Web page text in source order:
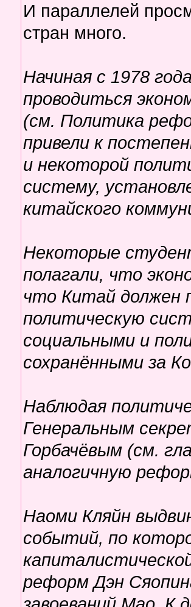
И параллелей
стран много.
Начиная с 1978
проводиться
(см. Политика
привели к
и некоторой
систему,
китайского
Некоторые
полагали, что
что Китай должен
политическую
социальными и
сохранёнными за
Наблюдая
Генеральным
Горбачёвым (см.
аналогичную
Наоми Кляйн
событий, по
реформ Дэн